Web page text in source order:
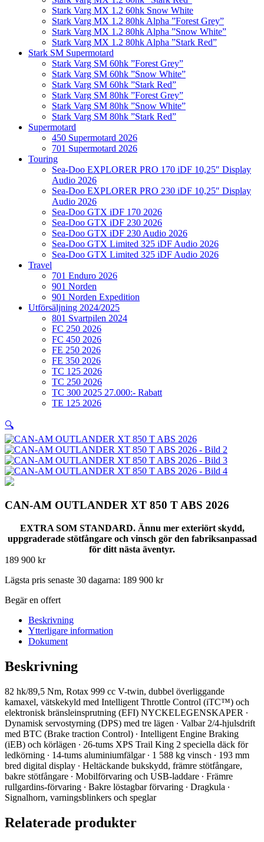
Stark Varg MX 1.2 60hk Snow White
Stark Varg MX 1.2 80hk Alpha ”Forest Grey”
Stark Varg MX 1.2 80hk Alpha ”Snow White”
Stark Varg MX 1.2 80hk Alpha ”Stark Red”
Stark SM Supermotard
Stark Varg SM 60hk ”Forest Grey”
Stark Varg SM 60hk ”Snow White”
Stark Varg SM 60hk ”Stark Red”
Stark Varg SM 80hk ”Forest Grey”
Stark Varg SM 80hk ”Snow White”
Stark Varg SM 80hk ”Stark Red”
Supermotard
450 Supermotard 2026
701 Supermotard 2026
Touring
Sea-Doo EXPLORER PRO 170 iDF 10,25″ Display
Audio 2026
Sea-Doo EXPLORER PRO 230 iDF 10,25″ Display
Audio 2026
Sea-Doo GTX iDF 170 2026
Sea-Doo GTX iDF 230 2026
Sea-Doo GTX iDF 230 Audio 2026
Sea-Doo GTX Limited 325 iDF Audio 2026
Sea-Doo GTX Limited 325 iDF Audio 2026
Travel
701 Enduro 2026
901 Norden
901 Norden Expedition
Utförsäljning 2024/2025
801 Svartpilen 2024
FC 250 2026
FC 450 2026
FE 250 2026
FE 350 2026
TC 125 2026
TC 250 2026
TC 300 2025 27.000:- Rabatt
TE 125 2026
🔍
CAN-AM OUTLANDER XT 850 T ABS 2026
EXTRA SOM STANDARD. Ännu mer exteriört skydd,
uppgraderade stötfångare och vinsch gör den fabriksanpassad
för ditt nästa äventyr.
189 900 kr
Lägsta pris senaste 30 dagarna: 189 900 kr
Begär en offert
Beskrivning
Ytterligare information
Dokument
Beskrivning
82 hk/89,5 Nm, Rotax 999 cc V-twin, dubbel överliggande
kamaxel, vätskekyld med Intelligent Throttle Control (iTC™️) och
elektronisk bränsleinsprutning (EFI) NYCKELEGENSKAPER ∙
Dynamisk servostyrning (DPS) med tre lägen ∙ Valbar 2/4-hjulsdrift
med BTC (Brake traction Control) ∙ Intelligent Engine Braking
(iEB) och körlägen ∙ 26-tums XPS Trail King 2 speciella däck för
ledkörning ∙ 14-tums aluminiumfälgar ∙ 1 588 kg vinsch ∙ 193 mm
bred digital display ∙ Heltäckande bukskydd, främre stötfångare,
bakre stötfångare ∙ Mobilförvaring och USB-laddare ∙ Främre
rullgardins-förvaring ∙ Bakre löstagbar förvaring ∙ Dragkula ∙
Signalhorn, varningsblinkers och speglar
Relaterade produkter